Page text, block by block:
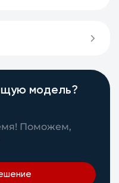
модель?
Поможем,